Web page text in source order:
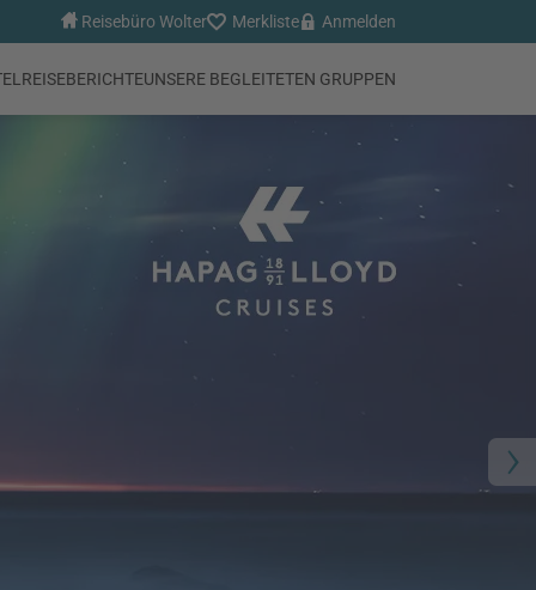
Reisebüro Wolter Merkliste Anmelden
REISEBERICHTEUNSERE BEGLEITETEN GRUPPEN